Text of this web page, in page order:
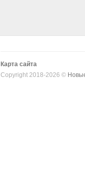
Карта сайта
Copyright 2018-2026 ©